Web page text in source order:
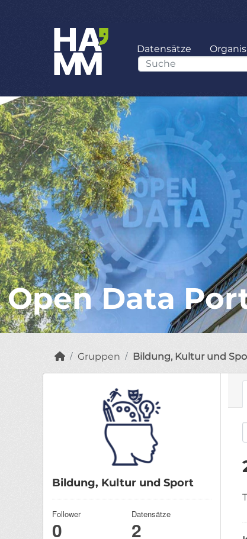
Datensätze
Open Data
Gruppen Bildung, Kultur und
Bildung, Kultur und Sport
Follower
0
Datensätze
2